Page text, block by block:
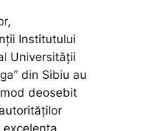
Institutului
Universității
din Sibiu au
deosebit